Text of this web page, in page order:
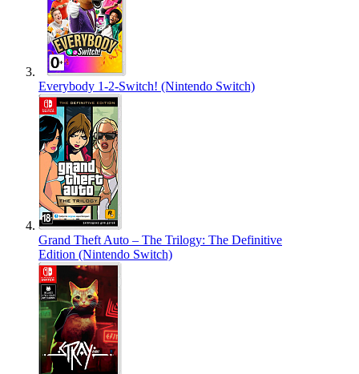
Everybody 1-2-Switch! (Nintendo Switch)
Grand Theft Auto – The Trilogy: The Definitive
Edition (Nintendo Switch)